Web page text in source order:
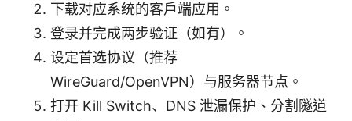
下载对应系统的客户端应用。
登录并完成两步验证（如有）。
设定首选协议（推荐
WireGuard/OpenVPN）与服务器节点。
打开 Kill Switch、DNS 泄漏保护、分割隧道